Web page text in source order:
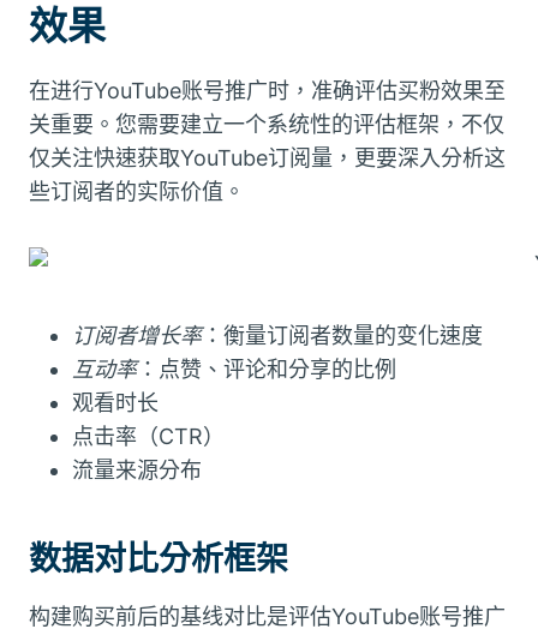
效果
在进行YouTube账号推广时，准确评估买粉效果至
关重要。您需要建立一个系统性的评估框架，不仅
仅关注快速获取YouTube订阅量，更要深入分析这
些订阅者的实际价值。
订阅者增长率：衡量订阅者数量的变化速度
互动率：点赞、评论和分享的比例
观看时长
点击率（CTR）
流量来源分布
数据对比分析框架
构建购买前后的基线对比是评估YouTube账号推广